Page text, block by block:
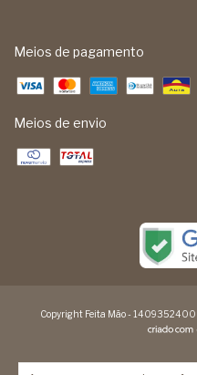
Meios de pagamento
Meios de envio
Copyright Feita Mão -